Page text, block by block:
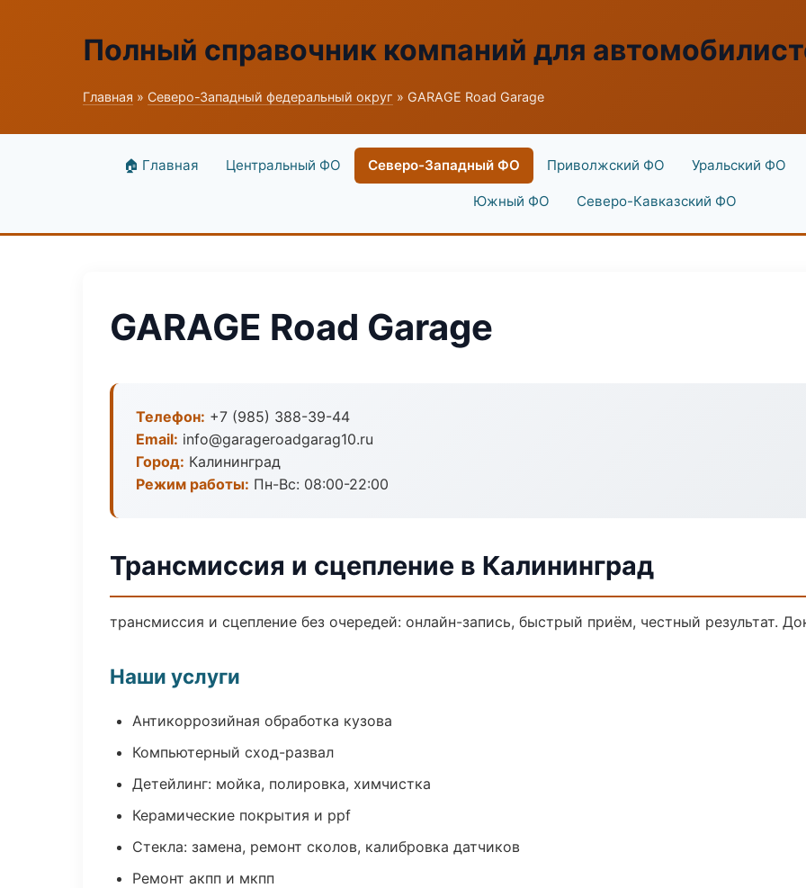
Полный справочник компаний для
Главная » Северо-Западный федеральный округ » GARAGE Road Garage
🏠 Главная Центральный ФО Северо-Западный ФО Приволжский ФО Уральский ФО
Южный ФО Северо-Кавказский ФО
GARAGE Road Garage
Телефон: +7 (985) 388-39-44
Email: info@garageroadgarag10.ru
Город: Калининград
Режим работы: Пн-Вс: 08:00-22:00
Трансмиссия и сцепление в Калининград
трансмиссия и сцепление без очередей: онлайн-запись, быстрый приём, честный результат.
Наши услуги
Антикоррозийная обработка кузова
Компьютерный сход-развал
Детейлинг: мойка, полировка, химчистка
Керамические покрытия и ppf
Стекла: замена, ремонт сколов, калибровка датчиков
Ремонт акпп и мкпп